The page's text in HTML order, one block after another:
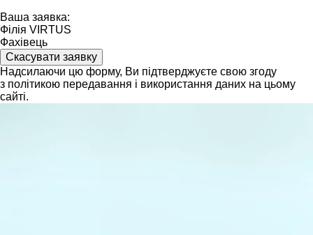
Ваша заявка:
Філія VIRTUS
Фахівець
Скасувати заявку
Надсилаючи цю форму, Ви підтверджуєте свою згоду
з політикою передавання і використання даних на цьому
сайті.